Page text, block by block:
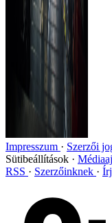
Impresszum Szerzői
Sütibeállítások
RSS
Szerzőinknek